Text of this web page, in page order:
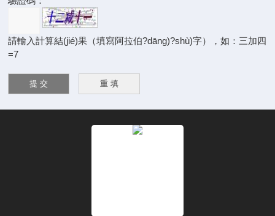
請輸入計算結(jié)果（填寫阿拉伯?dāng)?shù)字），如：三加四
=7